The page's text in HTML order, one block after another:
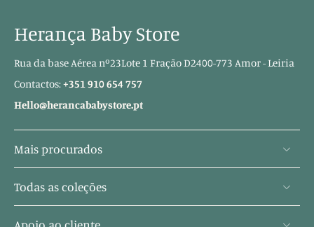
Herança Baby Store
Rua da base Aérea nº23Lote 1 Fração D2400-773 Amor - Leiria
Contactos:+351 910 654 757
Hello@herancababystore.pt
Mais procurados
Todas as coleções